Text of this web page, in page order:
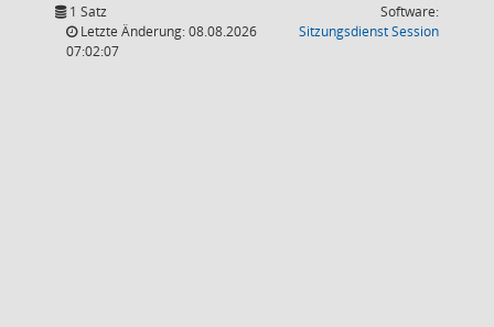
1 Satz
Letzte Änderung: 08.08.2026
07:02:07
Software:
SitzungsdienstSession(Wird in